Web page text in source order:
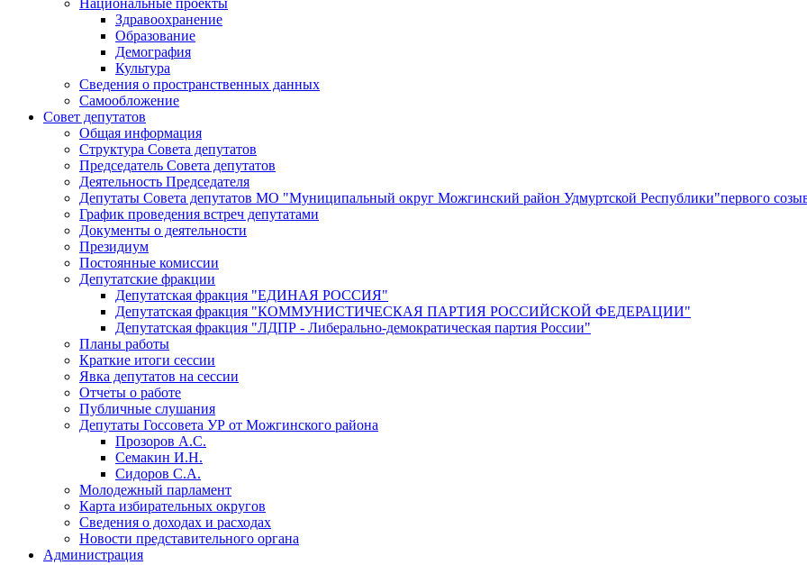
Здравоохранение
Образование
Демография
Культура
Сведения о пространственных данных
Самообложение
Совет депутатов
Общая информация
Структура Совета депутатов
Председатель Совета депутатов
Деятельность Председателя
Депутаты Совета депутатов МО "Муниципальный округ Можгинский район Удмуртской Республики"первого
График проведения встреч депутатами
Документы о деятельности
Президиум
Постоянные комиссии
Депутатские фракции
Депутатская фракция "ЕДИНАЯ РОССИЯ"
Депутатская фракция "КОММУНИСТИЧЕСКАЯ ПАРТИЯ РОССИЙСКОЙ ФЕДЕРАЦИИ"
Депутатская фракция "ЛДПР - Либерально-демократическая партия России"
Планы работы
Краткие итоги сессии
Явка депутатов на сессии
Отчеты о работе
Публичные слушания
Депутаты Госсовета УР от Можгинского района
Прозоров А.С.
Семакин И.Н.
Сидоров С.А.
Молодежный парламент
Карта избирательных округов
Сведения о доходах и расходах
Новости представительного органа
Администрация